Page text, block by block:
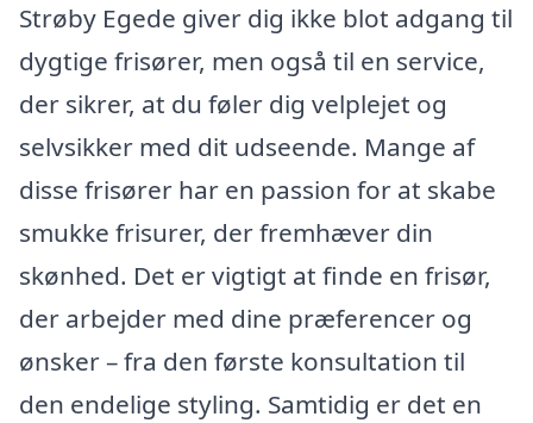
Strøby Egede giver dig ikke blot adgang til
dygtige frisører, men også til en service,
der sikrer, at du føler dig velplejet og
selvsikker med dit udseende. Mange af
disse frisører har en passion for at skabe
smukke frisurer, der fremhæver din
skønhed. Det er vigtigt at finde en frisør,
der arbejder med dine præferencer og
ønsker – fra den første konsultation til
den endelige styling. Samtidig er det en